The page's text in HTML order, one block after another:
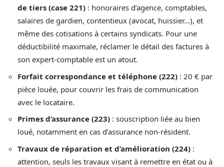
de tiers (case 221) : honoraires d’agence, comptables,
salaires de gardien, contentieux (avocat, huissier…), et
même des cotisations à certains syndicats. Pour une
déductibilité maximale, réclamer le détail des factures à
son expert-comptable est un atout.
Forfait correspondance et téléphone (222) : 20 € par
pièce louée, pour couvrir les frais de communication
avec le locataire.
Primes d’assurance (223) : souscription liée au bien
loué, notamment en cas d’assurance non-résident.
Travaux de réparation et d’amélioration (224) :
attention, seuls les travaux visant à remettre en état ou à